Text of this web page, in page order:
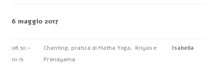
6 maggio 2017
08.30 –
10.15
Chanting, pratica di Hatha Yoga, Kriyas e
Pranayama
Isabella